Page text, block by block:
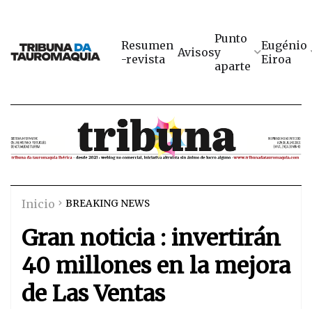
Resumen
-revista
Avisos
Punto
y
aparte
Eugénio
Eiroa
Inicio BREAKING NEWS
Gran noticia : invertirán
40 millones en la mejora
de Las Ventas